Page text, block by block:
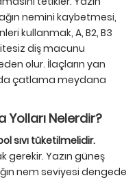
nemini kaybetmesi,
kullanmak, A, B2, B3
diş macunu
olur. İlaçların yan
çatlama meydana
Nelerdir?
sıvı tüketilmelidir.
gerekir. Yazın güneş
nem seviyesi dengede